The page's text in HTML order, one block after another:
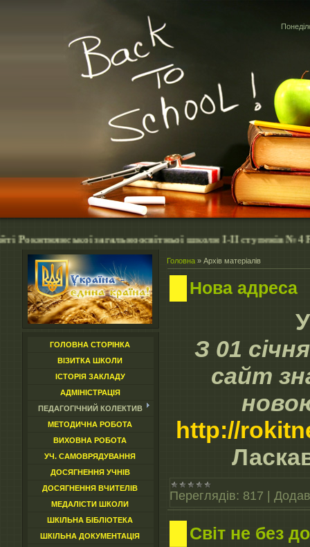
загальноосвітньої школи І-ІІ ступенів №4
ГОЛОВНА СТОРІНКА
ВІЗИТКА ШКОЛИ
ІСТОРІЯ ЗАКЛАДУ
АДМІНІСТРАЦІЯ
ПЕДАГОГІЧНИЙ КОЛЕКТИВ
МЕТОДИЧНА РОБОТА
ВИХОВНА РОБОТА
УЧ. САМОВРЯДУВАННЯ
ДОСЯГНЕННЯ УЧНІВ
ДОСЯГНЕННЯ ВЧИТЕЛІВ
МЕДАЛІСТИ ШКОЛИ
ШКІЛЬНА БІБЛІОТЕКА
ШКІЛЬНА ДОКУМЕНТАЦІЯ
Головна »Архів матеріалів
Нова адреса
З 01
сайт
http://
Переглядів: 817 |
Світ не без